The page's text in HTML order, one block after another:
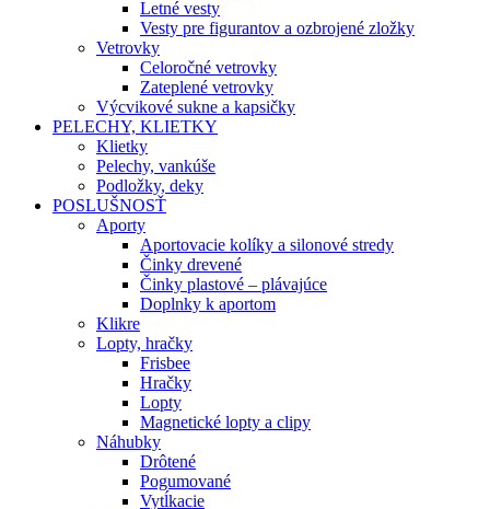
Letné vesty
Vesty pre figurantov a ozbrojené zložky
Vetrovky
Celoročné vetrovky
Zateplené vetrovky
Výcvikové sukne a kapsičky
PELECHY, KLIETKY
Klietky
Pelechy, vankúše
Podložky, deky
POSLUŠNOSŤ
Aporty
Aportovacie kolíky a silonové stredy
Činky drevené
Činky plastové – plávajúce
Doplnky k aportom
Klikre
Lopty, hračky
Frisbee
Hračky
Lopty
Magnetické lopty a clipy
Náhubky
Drôtené
Pogumované
Vytĺkacie